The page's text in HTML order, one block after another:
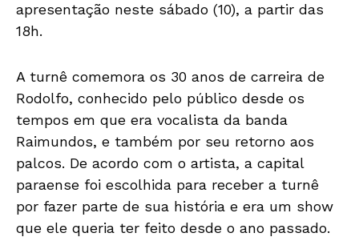
apresentação neste sábado (10), a partir das
18h.
A turnê comemora os 30 anos de carreira de
Rodolfo, conhecido pelo público desde os
tempos em que era vocalista da banda
Raimundos, e também por seu retorno aos
palcos. De acordo com o artista, a capital
paraense foi escolhida para receber a turnê
por fazer parte de sua história e era um show
que ele queria ter feito desde o ano passado.